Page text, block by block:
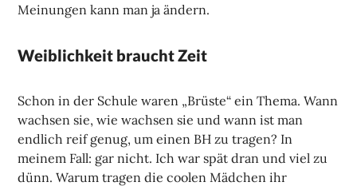
Meinungen kann man ja ändern.
Weiblichkeit braucht Zeit
Schon in der Schule waren „Brüste“ ein Thema. Wann
wachsen sie, wie wachsen sie und wann ist man
endlich reif genug, um einen BH zu tragen? In
meinem Fall: gar nicht. Ich war spät dran und viel zu
dünn. Warum tragen die coolen Mädchen ihr